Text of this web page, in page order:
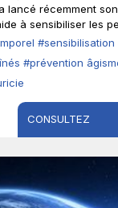
lancé récemment
à sensibiliser les
#sensibilisation
#prévention
CONSULTEZ